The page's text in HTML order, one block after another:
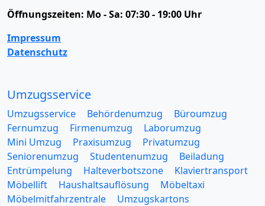
Öffnungszeiten: Mo - Sa: 07:30 - 19:00 Uhr
Impressum
Datenschutz
Umzugsservice
Umzugsservice Behördenumzug
Büroumzug
Fernumzug
Firmenumzug
Laborumzug
Mini Umzug
Praxisumzug
Privatumzug
Seniorenumzug
Studentenumzug
Beiladung
Entrümpelung
Halteverbotszone
Klaviertransport
Möbellift
Haushaltsauflösung
Möbeltaxi
Möbelmitfahrzentrale
Umzugskartons